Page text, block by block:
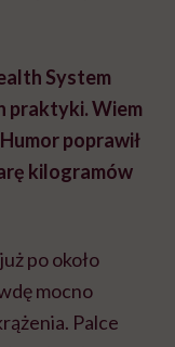
System
praktyki. Wiem
poprawił
kilogramów
po około
mocno
Palce